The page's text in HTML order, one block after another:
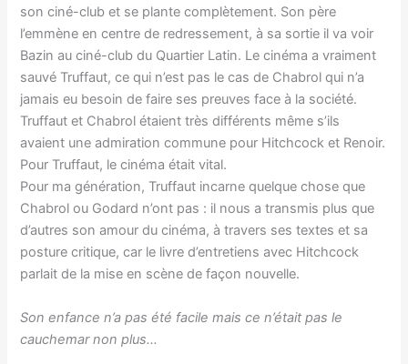
son ciné-club et se plante complètement. Son père
l’emmène en centre de redressement, à sa sortie il va voir
Bazin au ciné-club du Quartier Latin. Le cinéma a vraiment
sauvé Truffaut, ce qui n’est pas le cas de Chabrol qui n’a
jamais eu besoin de faire ses preuves face à la société.
Truffaut et Chabrol étaient très différents même s’ils
avaient une admiration commune pour Hitchcock et Renoir.
Pour Truffaut, le cinéma était vital.
Pour ma génération, Truffaut incarne quelque chose que
Chabrol ou Godard n’ont pas : il nous a transmis plus que
d’autres son amour du cinéma, à travers ses textes et sa
posture critique, car le livre d’entretiens avec Hitchcock
parlait de la mise en scène de façon nouvelle.
Son enfance n’a pas été facile mais ce n’était pas le
cauchemar non plus…